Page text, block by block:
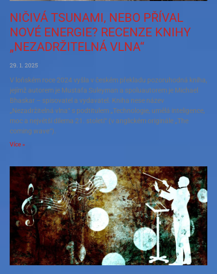
NIČIVÁ TSUNAMI, NEBO PŘÍVAL
NOVÉ ENERGIE? RECENZE KNIHY
„NEZADRŽITELNÁ VLNA“
29. 1. 2025
V loňském roce 2024 vyšla v českém překladu pozoruhodná kniha,
jejímž autorem je Mustafa Suleyman a spoluautorem je Michael
Bhaskar – spisovatel a vydavatel. Kniha nese název
„Nezadržitelná vlna“ s podtitulem „Technologie, umělá inteligence,
moc a největší dilema 21. století“ (v anglickém originále „The
coming wave“).
Více »